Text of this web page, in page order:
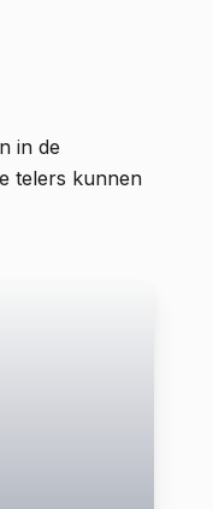
in de
telers kunnen